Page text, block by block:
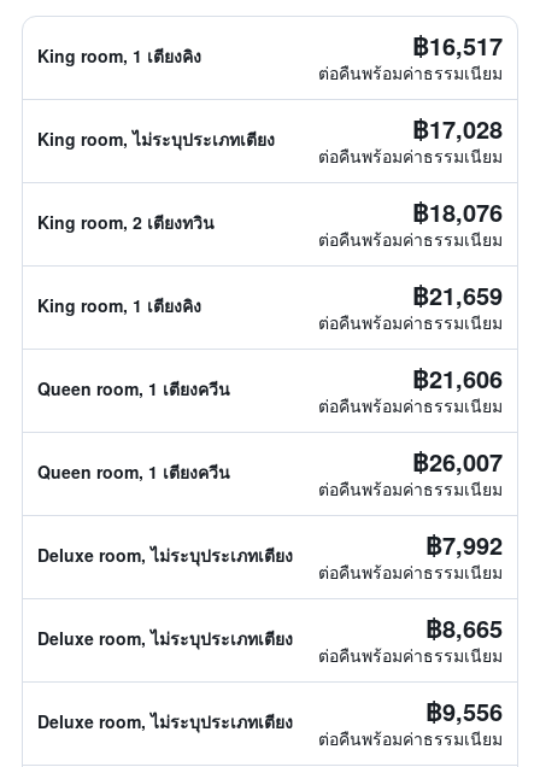
King room, 1 เตียงคิง ฿16,517
ต่อคืนพร้อมค่าธรรมเนียม
King room, ไม่ระบุประเภทเตียง ฿17,028
ต่อคืนพร้อมค่าธรรมเนียม
King room, 2 เตียงทวิน ฿18,076
ต่อคืนพร้อมค่าธรรมเนียม
King room, 1 เตียงคิง ฿21,659
ต่อคืนพร้อมค่าธรรมเนียม
Queen room, 1 เตียงควีน ฿21,606
ต่อคืนพร้อมค่าธรรมเนียม
Queen room, 1 เตียงควีน ฿26,007
ต่อคืนพร้อมค่าธรรมเนียม
Deluxe room, ไม่ระบุประเภทเตียง ฿7,992
ต่อคืนพร้อมค่าธรรมเนียม
Deluxe room, ไม่ระบุประเภทเตียง ฿8,665
ต่อคืนพร้อมค่าธรรมเนียม
Deluxe room, ไม่ระบุประเภทเตียง ฿9,556
ต่อคืนพร้อมค่าธรรมเนียม